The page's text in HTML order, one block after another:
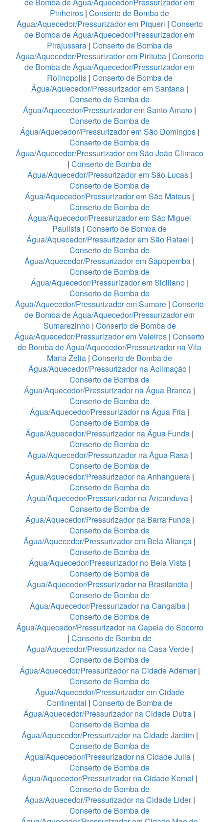
de Bomba de Água/Aquecedor/Pressurizador em
Pinheiros | Conserto de Bomba de
Água/Aquecedor/Pressurizador em Piqueri | Conserto
de Bomba de Água/Aquecedor/Pressurizador em
Pirajussara| Conserto de Bomba de
Água/Aquecedor/Pressurizador em Pirituba| Conserto
de Bomba de Água/Aquecedor/Pressurizador em
Rolinopolis| Conserto de Bomba de
Água/Aquecedor/Pressurizador em Santana|
Conserto de Bomba de
Água/Aquecedor/Pressurizador em Santo Amaro |
Conserto de Bomba de
Água/Aquecedor/Pressurizador em São Domingos|
Conserto de Bomba de
Água/Aquecedor/Pressurizador em São João Climaco
| Conserto de Bomba de
Água/Aquecedor/Pressurizador em São Lucas|
Conserto de Bomba de
Água/Aquecedor/Pressurizador em São Mateus |
Conserto de Bomba de
Água/Aquecedor/Pressurizador em São Miguel
Paulista | Conserto de Bomba de
Água/Aquecedor/Pressurizador em São Rafael |
Conserto de Bomba de
Água/Aquecedor/Pressurizador em Sapopemba |
Conserto de Bomba de
Água/Aquecedor/Pressurizador em Siciliano|
Conserto de Bomba de
Água/Aquecedor/Pressurizador em Sumare | Conserto
de Bomba de Água/Aquecedor/Pressurizador em
Sumarezinho| Conserto de Bomba de
Água/Aquecedor/Pressurizador em Veleiros | Conserto
de Bomba de Água/Aquecedor/Pressurizador na Vila
Maria Zelia | Conserto de Bomba de
Água/Aquecedor/Pressurizador na Aclimação |
Conserto de Bomba de
Água/Aquecedor/Pressurizador na Água Branca |
Conserto de Bomba de
Água/Aquecedor/Pressurizador na Água Fria |
Conserto de Bomba de
Água/Aquecedor/Pressurizador na Água Funda |
Conserto de Bomba de
Água/Aquecedor/Pressurizador na Água Rasa |
Conserto de Bomba de
Água/Aquecedor/Pressurizador na Anhanguera|
Conserto de Bomba de
Água/Aquecedor/Pressurizador na Aricanduva |
Conserto de Bomba de
Água/Aquecedor/Pressurizador na Barra Funda |
Conserto de Bomba de
Água/Aquecedor/Pressurizador em Bela Aliança |
Conserto de Bomba de
Água/Aquecedor/Pressurizador no Bela Vista |
Conserto de Bomba de
Água/Aquecedor/Pressurizador na Brasilandia |
Conserto de Bomba de
Água/Aquecedor/Pressurizador na Cangaiba|
Conserto de Bomba de
Água/Aquecedor/Pressurizador na Capela do Socorro
| Conserto de Bomba de
Água/Aquecedor/Pressurizador na Casa Verde|
Conserto de Bomba de
Água/Aquecedor/Pressurizador na Cidade Ademar|
Conserto de Bomba de
Água/Aquecedor/Pressurizador em Cidade
Continental | Conserto de Bomba de
Água/Aquecedor/Pressurizador na Cidade Dutra |
Conserto de Bomba de
Água/Aquecedor/Pressurizador na Cidade Jardim|
Conserto de Bomba de
Água/Aquecedor/Pressurizador na Cidade Julia |
Conserto de Bomba de
Água/Aquecedor/Pressurizador na Cidade Kemel |
Conserto de Bomba de
Água/Aquecedor/Pressurizador na Cidade Lider|
Conserto de Bomba de